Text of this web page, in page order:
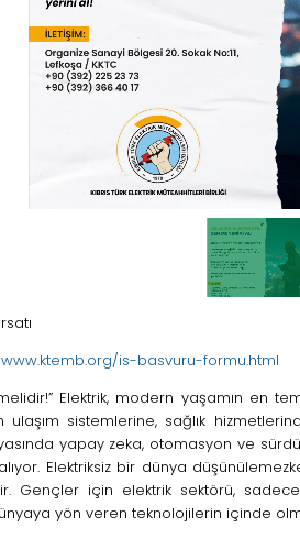
is-basvuru-formu.html
Elektrik, modern yaşamın en
ulaşım sistemlerine, sağlık
yapay zeka, otomasyon ve
Elektriksiz bir dünya
Gençler için elektrik sektörü,
yön veren teknolojilerin içinde